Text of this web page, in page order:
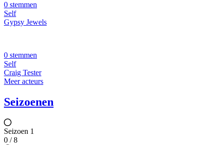
0 stemmen
Self
Gypsy Jewels
0 stemmen
Self
Craig Tester
Meer acteurs
Seizoenen
Seizoen 1
0 / 8